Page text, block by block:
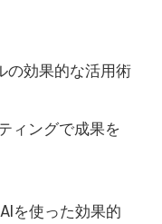
の効果的な活用術
ィングで成果を
を使った効果的